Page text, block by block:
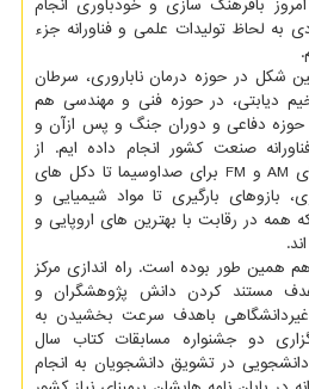
بافرهنگ سازی و خودباوری انجام
به لحاظ تولیدات علمی و فناورانه جزء
شکل در حوزه درمان ناباروری، سرطان
دیابتی، در حوزه فنی و مهندسی هم
حوزه دفاعی و دوران جنگ و پس ازآن و
صنعت کشور انجام داده ایم. از
طراحی و ساخت فرستنده های AM و FM برای صداوسیما تا دکل های
بازوهای بارگیری تا مواد شیمیایی و
همه در رقابت با بهترین های اروپایی و
همین طور بوده است. راه اندازی مرکز
مستند کردن دانش پژوهشگران و
غیردانشگاهی باهدف سرعت بخشیدن به
دو جشنواره مسابقات کتاب سال
در تشویق دانشجویان به انجام